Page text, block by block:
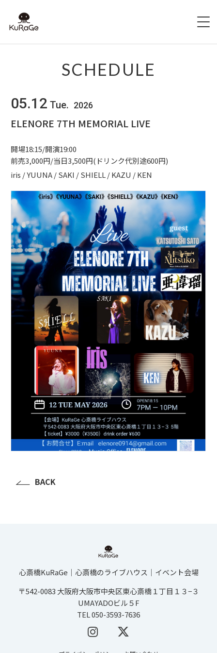
SCHEDULE
HALL INFO
CONTACT
SCHEDULE
05.12 Tue. 2026
ELENORE 7TH MEMORIAL LIVE
開場18:15/開演19:00
前売3,000円/当日3,500円(ドリンク代別途600円)
iris / YUUNA / SAKI / SHIELL / KAZU / KEN
BACK
心斎橋KuRaGe│心斎橋のライブハウス│イベント会場
〒542-0083 大阪府大阪市中央区東心斎橋１丁目１３−３
UMAYADOビル５F
TEL 050-3593-7636